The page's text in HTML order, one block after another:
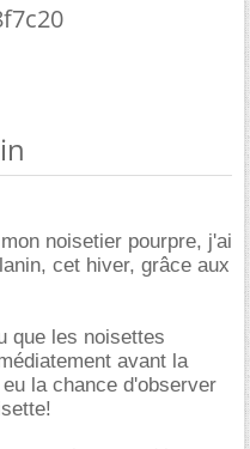
noisetier pourpre, j'ai
cet hiver, grâce aux
que les noisettes
avant la
la chance d'observer